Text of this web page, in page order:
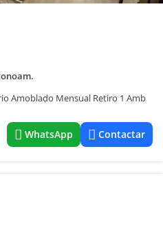
Amoblado Mensual Retiro 1 Amb
WhatsApp Contactar